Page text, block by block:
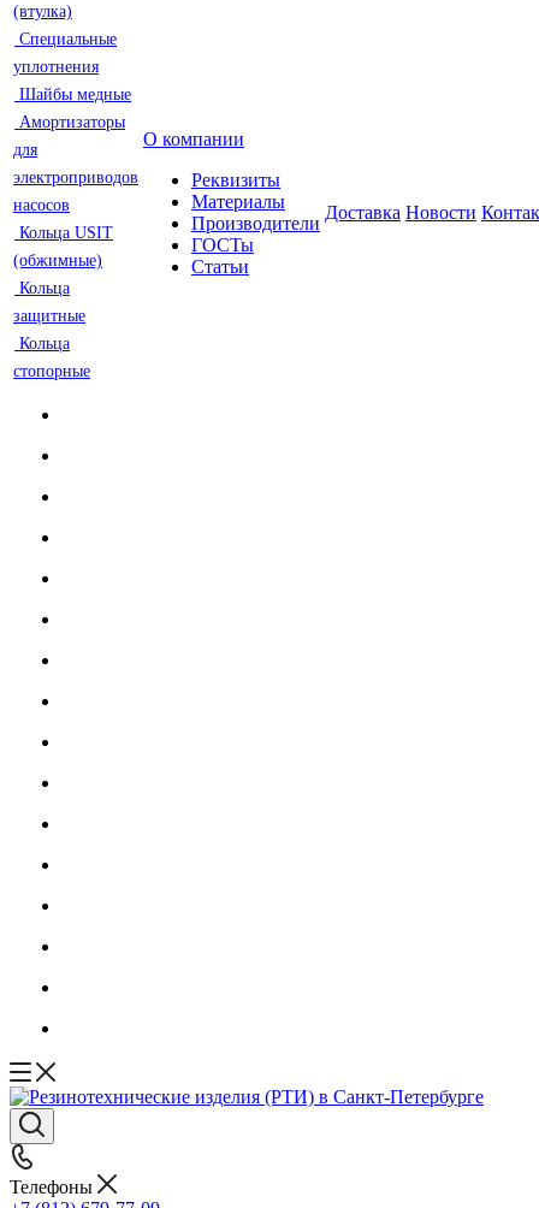
(втулка)
Специальные
уплотнения
Шайбы медные
Амортизаторы
для
электроприводов
насосов
Кольца USIT
(обжимные)
Кольца
защитные
Кольца
стопорные
О компании
Реквизиты
Материалы
Производители
ГОСТы
Статьи
Доставка Новости
Телефоны